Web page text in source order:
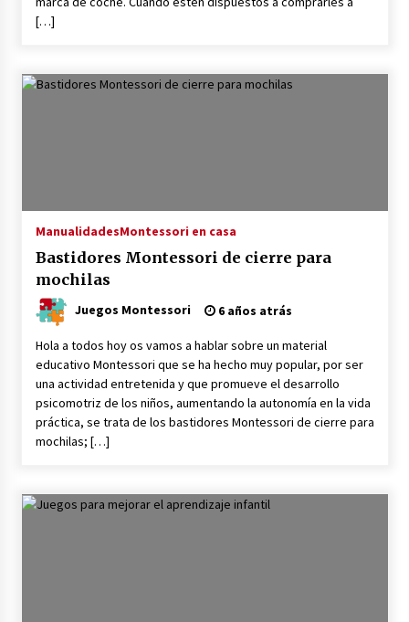
[…]
ManualidadesMontessori en casa
Bastidores Montessori de cierre para
mochilas
Juegos Montessori 6 años atrás
Hola a todos hoy os vamos a hablar sobre un material
educativo Montessori que se ha hecho muy popular, por ser
una actividad entretenida y que promueve el desarrollo
psicomotriz de los niños, aumentando la autonomía en la vida
práctica, se trata de los bastidores Montessori de cierre para
mochilas; […]